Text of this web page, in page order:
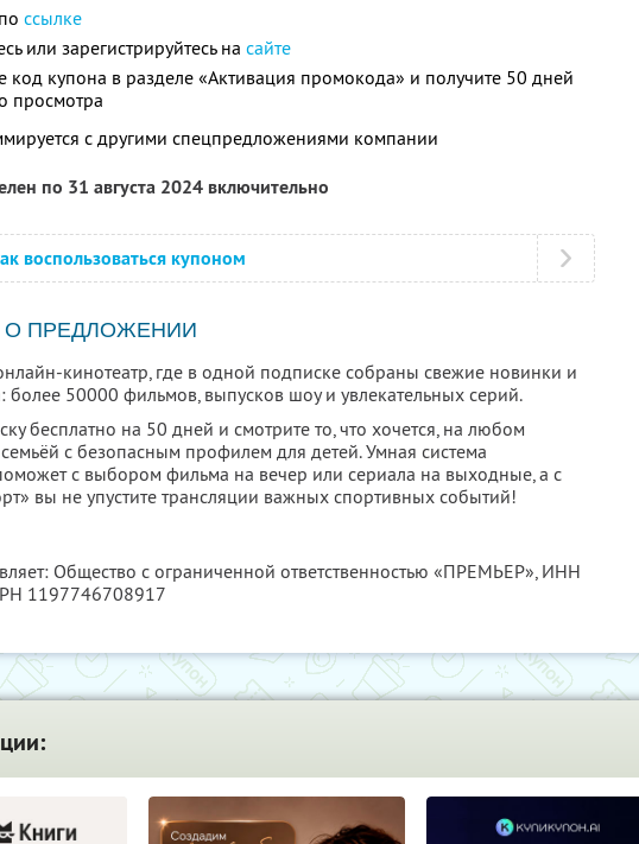
ссылке
или зарегистрируйтесь на сайте
код купона в разделе «Активация промокода» и получите 50 дней
просмотра
с другими спецпредложениями компании
по 31 августа 2024 включительно
воспользоваться купоном
О ПРЕДЛОЖЕНИИ
кинотеатр, где в одной подписке собраны свежие новинки и
более 50000 фильмов, выпусков шоу и увлекательных серий.
бесплатно на 50 дней и смотрите то, что хочется, на любом
семьёй с безопасным профилем для детей. Умная система
с выбором фильма на вечер или сериала на выходные, а с
вы не упустите трансляции важных спортивных событий!
Общество с ограниченной ответственностью «ПРЕМЬЕР», ИНН
1197746708917